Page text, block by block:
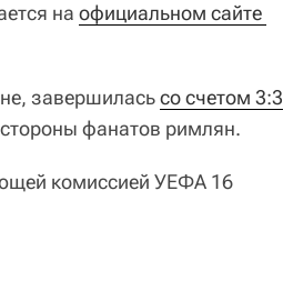
на официальном сайте
завершиласьсо счетом 3:3
фанатов римлян.
комиссией УЕФА 16